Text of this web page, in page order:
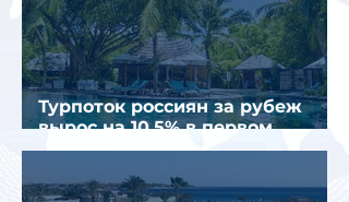
Турпоток россиян за рубеж
вырос на 10,5% в первом
полугодии 2026 года